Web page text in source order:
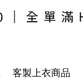
客製上衣商品